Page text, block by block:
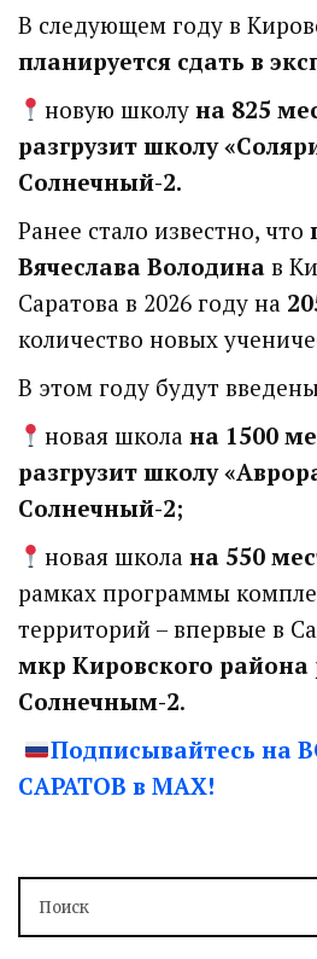
В следующем году в
планируется сдать в
новую школу на 825
разгрузит школу
Солнечный-2.
Ранее стало известно, что
Вячеслава Володина в
Саратова в 2026 году на
количество новых
В этом году будут
новая школа на 1500
разгрузит школу
Солнечный-2;
новая школа на 550
рамках программы
территорий – впервые в
мкр Кировского района
Солнечным-2.
Подписывайтесь на
САРАТОВ в МАХ!